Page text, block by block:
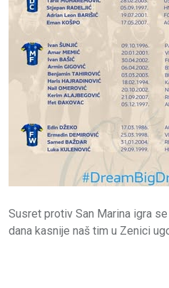
Susret protiv San Marina igra
dana kasnije naš tim u Zenici